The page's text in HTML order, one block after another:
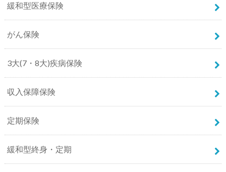
緩和型医療保険
がん保険
3大(7・8大)疾病保険
収入保障保険
定期保険
緩和型終身・定期